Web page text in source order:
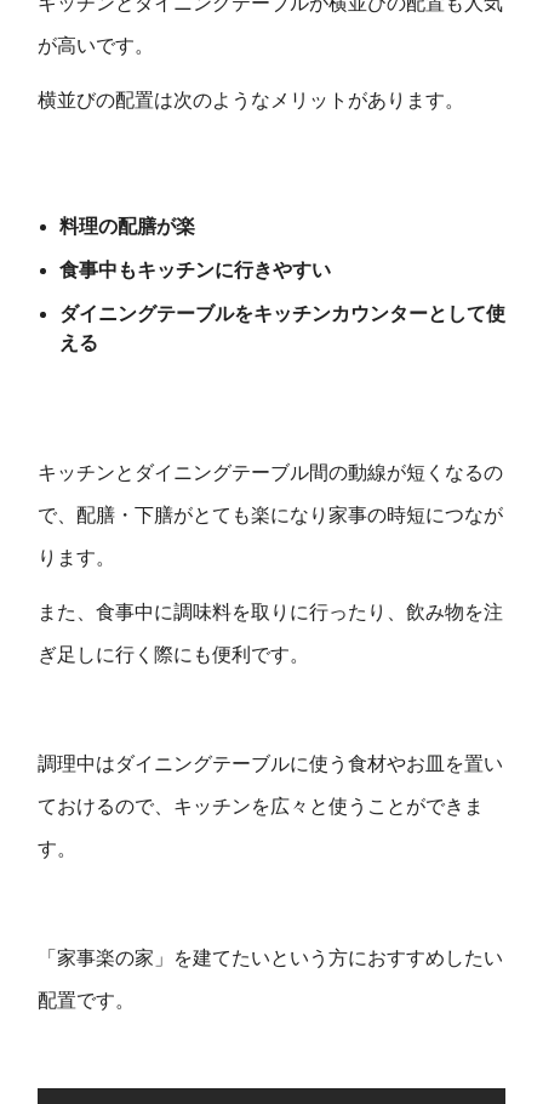
が高いです。
横並びの配置は次のようなメリットがあります。
料理の配膳が楽
食事中もキッチンに行きやすい
ダイニングテーブルをキッチンカウンターとして使
える
キッチンとダイニングテーブル間の動線が短くなるの
で、配膳・下膳がとても楽になり家事の時短につなが
ります。
また、食事中に調味料を取りに行ったり、飲み物を注
ぎ足しに行く際にも便利です。
調理中はダイニングテーブルに使う食材やお皿を置い
ておけるので、キッチンを広々と使うことができま
す。
「家事楽の家」を建てたいという方におすすめしたい
配置です。